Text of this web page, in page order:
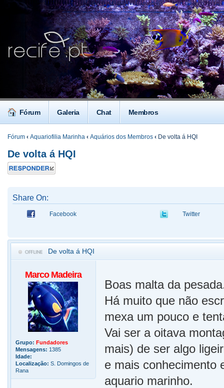
Fórum Galeria Chat Membros
Fórum ‹ Aquariofilia Marinha ‹ Aquários dos Membros ‹ De volta á HQI
De volta á HQI
Responder
Share On:
Facebook Twitter
De volta á HQI
Marco Madeira
Grupo: Fundadores
Mensagens: 1385
Idade:
Localização: S. Domingos de
Rana
Boas malta da
Há muito que não
mexa um pouco e
Vai ser a oitava
mais) de ser algo
e mais conhecimento
aquario marinho.